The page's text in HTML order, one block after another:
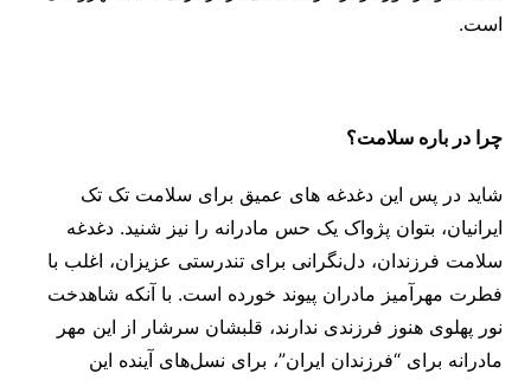
است.
چرا در باره سلامت؟
شاید در پس این دغدغه ‌های عمیق برای سلامت تک تک
ایرانیان، بتوان پژواک یک حس مادرانه را نیز شنید. دغدغه
سلامت فرزندان، دل‌نگرانی برای تندرستی عزیزان، اغلب با
فطرت مهرآمیز مادران پیوند خورده است. با آنکه شاهدخت
نور پهلوی هنوز فرزندی ندارند، قلبشان سرشار از این مهر
مادرانه برای “فرزندان ایران”، برای نسل‌های آینده این